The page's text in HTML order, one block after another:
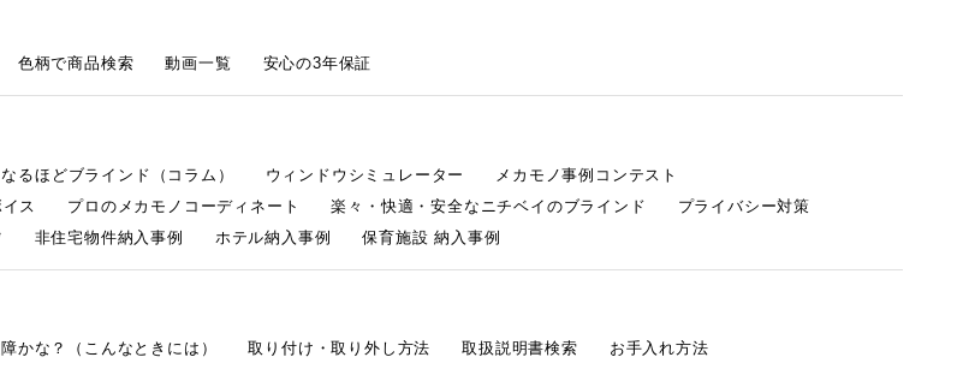
色柄で商品検索 動画一覧 安心の3年保証
なるほどブラインド（コラム） ウィンドウシミュレーター
メカモノ事例コンテスト
ス プロのメカモノコーディネート 楽々・快適・安全なニチベイのブラインド
プライバシー対策
非住宅物件納入事例 ホテル納入事例 保育施設 納入事例
かな？（こんなときには） 取り付け・取り外し方法 取扱説明書検索
お手入れ方法